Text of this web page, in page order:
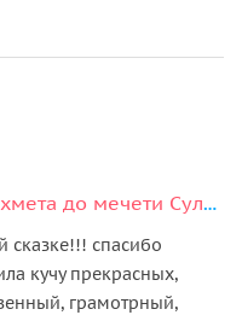
Константинополь: от Султанахмета до мечети Сулеймание
сказке!!! спасибо
кучу прекрасных,
грамотрный,